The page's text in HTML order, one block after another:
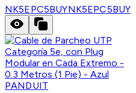
NK5EPC5BUYNK5EPC5BUY
PANDUIT